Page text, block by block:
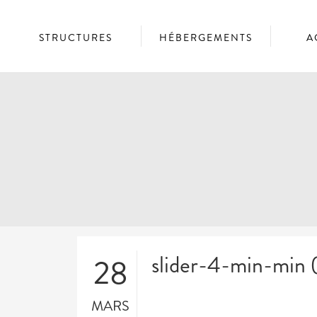
STRUCTURES HÉBERGEMENTS
28
MARS
slider-4-min-min